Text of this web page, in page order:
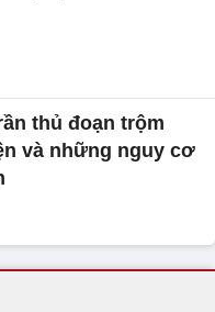
thủ đoạn trộm
và những nguy cơ